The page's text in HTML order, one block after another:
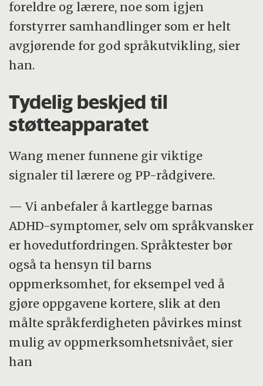
foreldre og lærere, noe som igjen
forstyrrer samhandlinger som er helt
avgjørende for god språkutvikling, sier
han.
Tydelig beskjed til
støtteapparatet
Wang mener funnene gir viktige
signaler til lærere og PP-rådgivere.
— Vi anbefaler å kartlegge barnas
ADHD-symptomer, selv om språkvansker
er hovedutfordringen. Språktester bør
også ta hensyn til barns
oppmerksomhet, for eksempel ved å
gjøre oppgavene kortere, slik at den
målte språkferdigheten påvirkes minst
mulig av oppmerksomhetsnivået, sier
han